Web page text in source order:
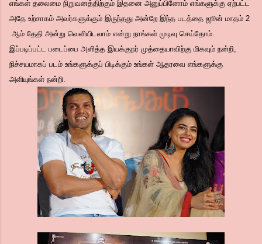
எங்கள் தலைமை நிறுவனத்திற்கும் இதனை அனுப்பினோம் எங்களுக்கு ஏற்பட்ட
அதே உற்சாகம் அவர்களுக்கும் இருந்தது அன்றே இந்த படத்தை ஜூன் மாதம் 2
ஆம் தேதி அன்று வெளியிடலாம் என்று நாங்கள் முடிவு செய்தோம்.
இப்படிப்பட்ட படைப்பை அளித்த இயக்குநர் முத்தையாவிற்கு மிகவும் நன்றி,
நிச்சயமாகப் படம் உங்களுக்குப் பிடிக்கும் உங்கள் ஆதரவை எங்களுக்கு
அளியுங்கள் நன்றி.